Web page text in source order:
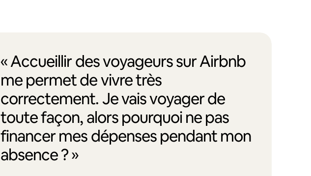
« Accueillir des voyageurs sur Airbnb
me permet de vivre très
correctement. Je vais voyager de
toute façon, alors pourquoi ne pas
financer mes dépenses pendant mon
absence ? »